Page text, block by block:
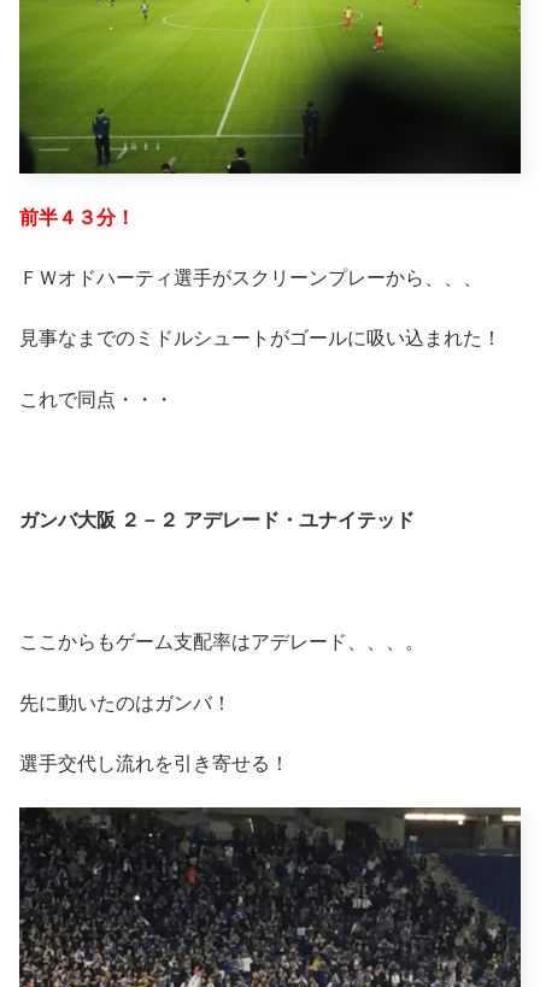
前半４３分！
ＦＷオドハーティ選手がスクリーンプレーから、、、
見事なまでのミドルシュートがゴールに吸い込まれた！
これで同点・・・
ガンバ大阪 ２－２ アデレード・ユナイテッド
ここからもゲーム支配率はアデレード、、、。
先に動いたのはガンバ！
選手交代し流れを引き寄せる！